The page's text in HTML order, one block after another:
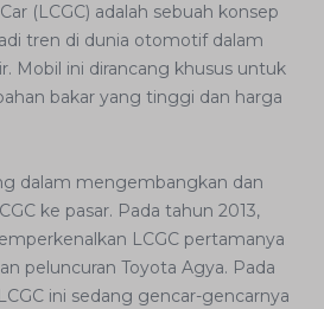
(LCGC) adalah sebuah konsep
tren di dunia otomotif dalam
Mobil ini dirancang khusus untuk
bakar yang tinggi dan harga
dalam mengembangkan dan
ke pasar. Pada tahun 2013,
LCGC pertamanya
peluncuran Toyota Agya. Pada
ini sedang gencar-gencarnya